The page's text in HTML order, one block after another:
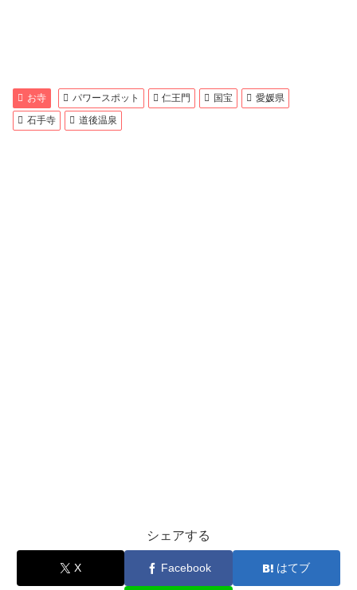
お寺 パワースポット 仁王門 国宝
愛媛県
石手寺
道後温泉
シェアする
X Facebook はてブ